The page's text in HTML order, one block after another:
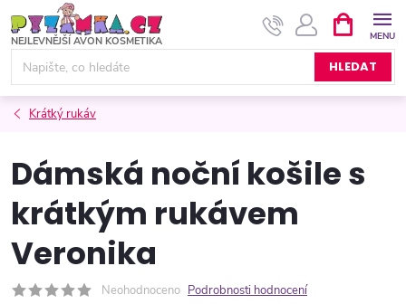
na
obsah
HLEDAT
NÁKUPNÍ
KOŠÍK
Krátký rukáv
Dámská noční košile s
krátkým rukávem
Veronika
Neohodnoceno Podrobnosti hodnocení